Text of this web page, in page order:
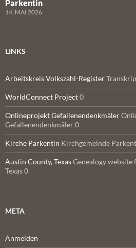
Parkentin
14. MAI 2026
LINKS
Arbeitskreis Volkszahl-Register
WorldConnect Project0
Onlineprojekt Gefallenendenkmäler
Gefallenendenkmäler 0
Kirche Parkentin Kirchgemeinde
Austin County, TexasGenealogy
Texas 0
META
Anmelden